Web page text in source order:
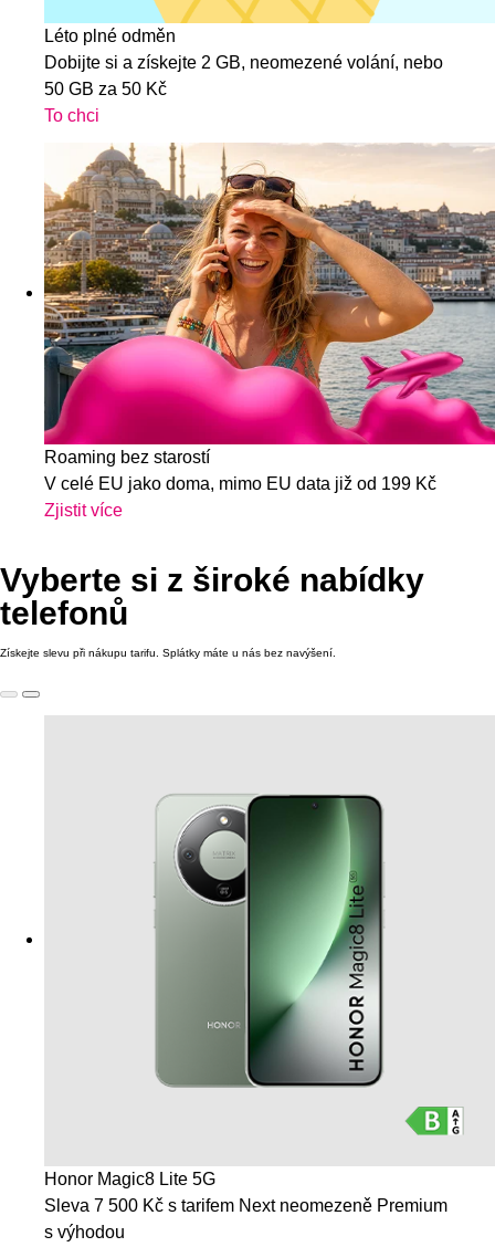
Léto plné odměn
Dobijte si a získejte 2 GB, neomezené volání, nebo
50 GB za 50 Kč
To chci
Roaming bez starostí
V celé EU jako doma, mimo EU data již od 199 Kč
Zjistit více
Vyberte si z široké nabídky
telefonů
Získejte slevu při nákupu tarifu. Splátky máte u nás bez navýšení.
Honor Magic8 Lite 5G
Sleva 7 500 Kč s tarifem Next neomezeně Premium
s výhodou